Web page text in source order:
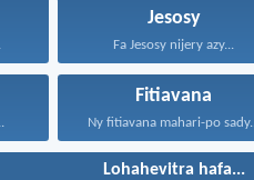
Jesosy
Fa Jesosy nijery azy...
Fitiavana
Ny fitiavana mahari-po sady...
Lohahevitra hafa...